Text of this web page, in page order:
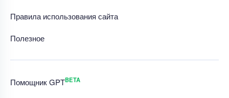
Правила использования сайта
Полезное
Помощник GPTBETA